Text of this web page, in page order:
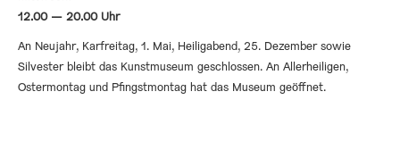
12.00 — 20.00 Uhr
An Neujahr, Karfreitag, 1. Mai, Heiligabend, 25. Dezember sowie
Silvester bleibt das Kunstmuseum geschlossen. An Allerheiligen,
Ostermontag und Pfingstmontag hat das Museum geöffnet.